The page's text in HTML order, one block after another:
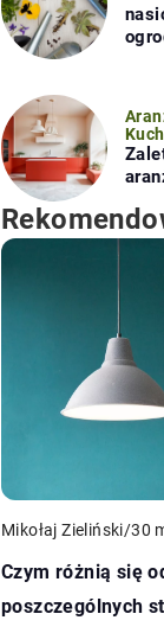
Mikołaj Zieliński/30
Czym różnią się
poszczególnych